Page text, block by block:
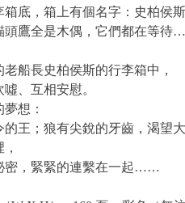
底，箱上有個名字：史柏侯斯
頭鷹全是木偶，它們都在等
船長史柏侯斯的行李箱中，
、互相安慰。
想：
王；狼有尖銳的牙齒，渴望
密，緊緊的連繫在一起……